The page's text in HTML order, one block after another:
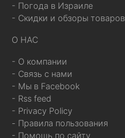
- Погода в Израиле
- Скидки и обзоры товаров
О НАС
- О компании
- Связь с нами
- Мы в Facebook
- Rss feed
- Privacy Policy
- Правила пользования
- Помощь по сайту